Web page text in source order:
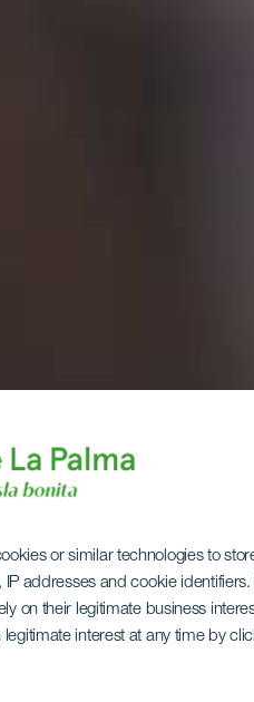
or similar technologies to
addresses and cookie
on their legitimate business
interest at any time by